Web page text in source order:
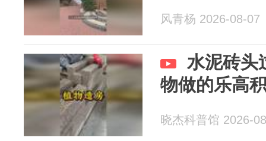
风青杨 2026-08-07
水泥砖头
物做的乐高
晓杰科普馆 2026-